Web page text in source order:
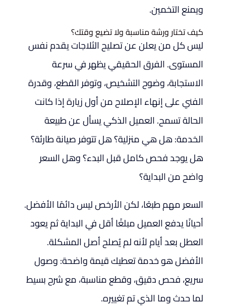
ويمنع التخمين.
كيف تختار ورشة مناسبة ولا تضيع وقتك؟
ليس كل من يعلن عن تصليح الثلاجات يقدم نفس
المستوى. الفرق الحقيقي يظهر في سرعة
الاستجابة، وضوح التشخيص، وتوفر القطع، وقدرة
الفني على إنهاء الإصلاح من أول زيارة إذا كانت
الحالة تسمح. العميل الذكي يسأل عن طبيعة
الخدمة: هل هي منزلية؟ هل تتوفر صيانة طارئة؟
هل يوجد فحص كامل قبل البدء؟ وهل السعر
واضح من البداية؟
السعر مهم طبعًا، لكن الأرخص ليس دائمًا الأفضل.
أحيانًا يدفع العميل مبلغًا أقل في البداية ثم يعود
العطل بعد أيام لأنه لم يُصلح أصل المشكلة.
الأفضل هو خدمة تعطيك قيمة واضحة: وصول
سريع، فحص دقيق، وقطع مناسبة، مع شرح بسيط
لما حدث وما الذي تم تغييره.